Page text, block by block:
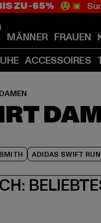
ZU -65% 😲💥
MÄNNER FRAUEN
ACCESSOIRES
ADIDAS SWIFT RUN